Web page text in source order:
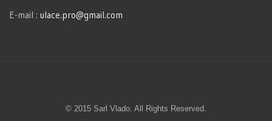
E-mail : ulace.pro@gmail.com
© 2015 Sarl Vlado. All Rights Reserved.